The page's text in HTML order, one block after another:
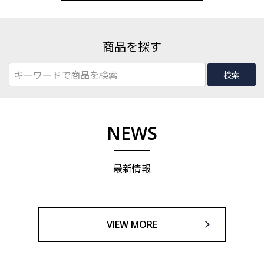
商品を探す
検索
NEWS
最新情報
VIEW MORE